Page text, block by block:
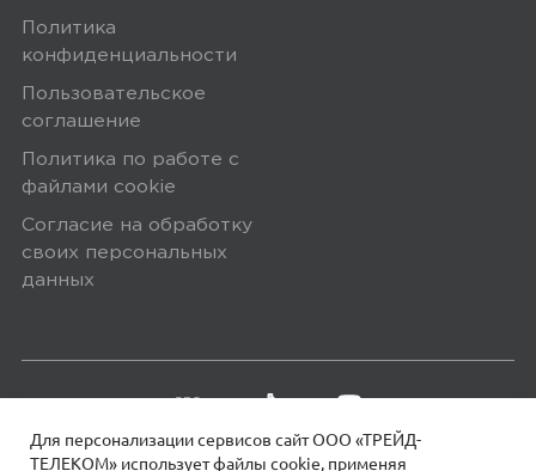
Для персонализации сервисов сайт ООО «ТРЕЙД-
ТЕЛЕКОМ» использует файлы сookie, применяя
Политика
конфиденциальности
Пользовательское
соглашение
Политика по работе с
файлами сookie
Согласие на обработку
своих персональных
данных